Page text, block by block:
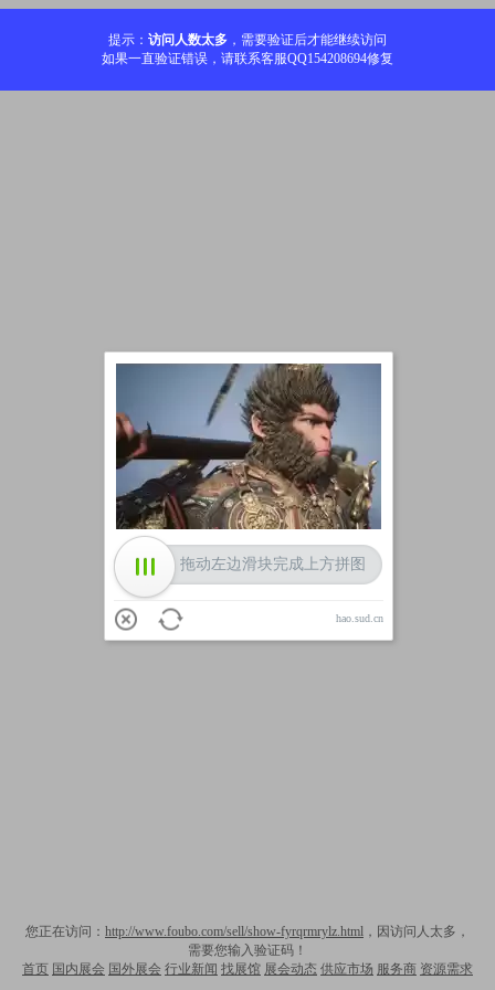
提示： 访问人数太多 ，需要验证后才能继续访问
如果一直验证错误，请联系客服QQ154208694修复
您正在访问： http://www.foubo.com/sell/show-fyrqrmrylz.html ，因访问人太多，
需要您输入验证码！
首页 国内展会 国外展会 行业新闻 找展馆 展会动态 供应市场 服务商 资源需求
加载中
拖动左边滑块完成上方拼图
hao.sud.cn